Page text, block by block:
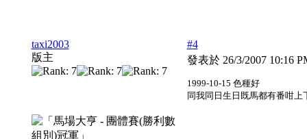
taxi2003
版主
#4
發表於 26/3/2007 10:16
1999-10-15 色種好
同我同日生日既馬都有番咁